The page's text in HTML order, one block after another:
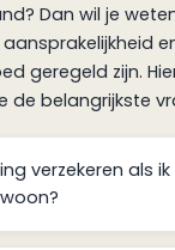
Dan wil je
geregeld zijn.
de belangrijkste
verzekeren als ik